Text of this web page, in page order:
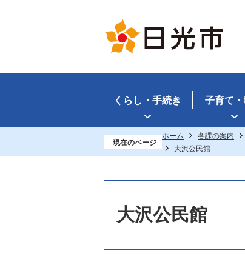
くらし・手続き 子育て
現在のページ
ホーム 各課の案内
大沢公民館
大沢公民館